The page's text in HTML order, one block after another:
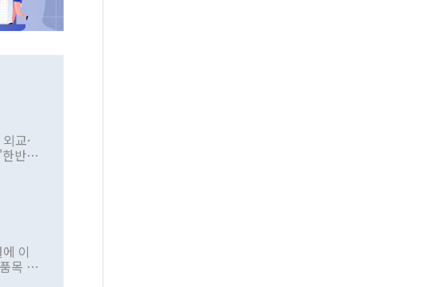
교·
반도
공
장
유
장
있
이
목 수